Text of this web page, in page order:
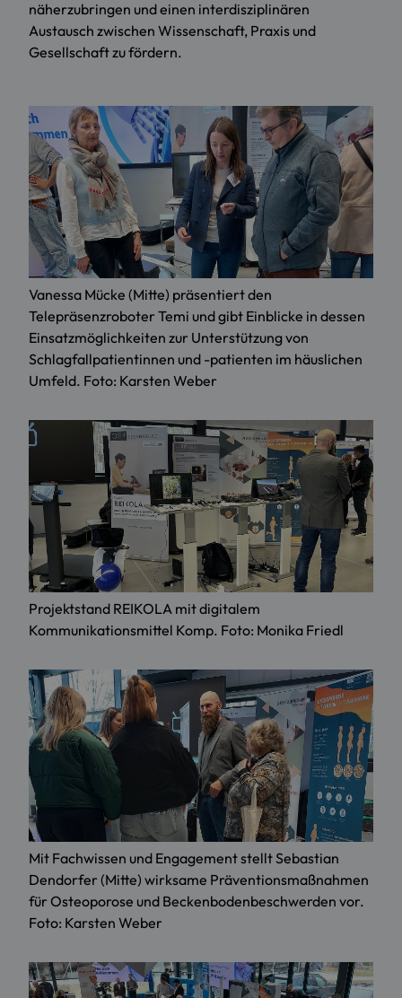
näherzubringen und einen interdisziplinären
Austausch zwischen Wissenschaft, Praxis und
Gesellschaft zu fördern.
Vanessa Mücke (Mitte) präsentiert den
Telepräsenzroboter Temi und gibt Einblicke in dessen
Einsatzmöglichkeiten zur Unterstützung von
Schlagfallpatientinnen und -patienten im häuslichen
Umfeld. Foto: Karsten Weber
Projektstand REIKOLA mit digitalem
Kommunikationsmittel Komp. Foto: Monika Friedl
Mit Fachwissen und Engagement stellt Sebastian
Dendorfer (Mitte) wirksame Präventionsmaßnahmen
für Osteoporose und Beckenbodenbeschwerden vor.
Foto: Karsten Weber